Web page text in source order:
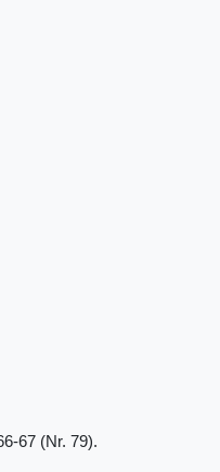
67 (Nr. 79).